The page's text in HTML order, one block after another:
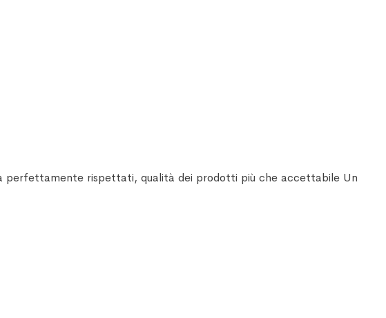
perfettamente rispettati, qualità dei prodotti più che accettabile Un